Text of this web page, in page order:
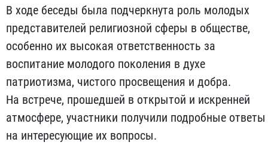
В ходе беседы была подчеркнута роль молодых
представителей религиозной сферы в обществе,
особенно их высокая ответственность за
воспитание молодого поколения в духе
патриотизма, чистого просвещения и добра.
На встрече, прошедшей в открытой и искренней
атмосфере, участники получили подробные ответы
на интересующие их вопросы.